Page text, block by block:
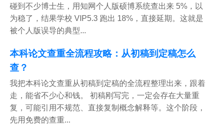
碰到不少博士生，用知网个人版硕博系统查出来 5%，以
为稳了，结果学校 VIP5.3 跑出 18%，直接延期。这就是
被个人版误导的典型...
本科论文查重全流程攻略：从初稿到定稿怎么
查？
我把本科论文查重从初稿到定稿的全流程整理出来，跟着
走，能省不少心和钱。 初稿刚写完，一定会存在大量重
复，可能引用不规范、直接复制概念解释等。这个阶段，
先用免费的查重...